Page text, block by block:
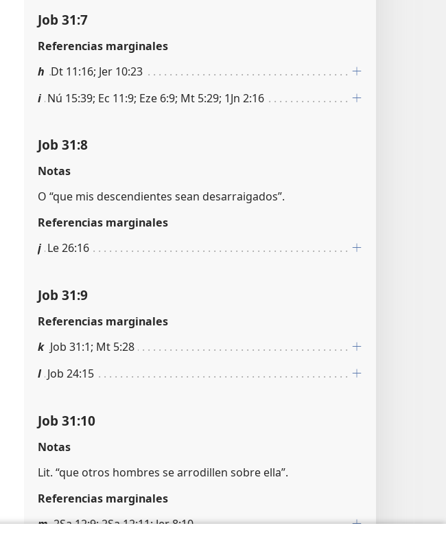
Job 31:7
Referencias marginales
h Dt 11:16; Jer 10:23
i Nú 15:39; Ec 11:9; Eze 6:9; Mt 5:29; 1Jn 2:16
Job 31:8
Notas
O “que mis descendientes sean desarraigados”.
Referencias marginales
j Le 26:16
Job 31:9
Referencias marginales
k Job 31:1; Mt 5:28
l Job 24:15
Job 31:10
Notas
Lit. “que otros hombres se arrodillen sobre ella”.
Referencias marginales
m 2Sa 12:9; 2Sa 12:11; Jer 8:10